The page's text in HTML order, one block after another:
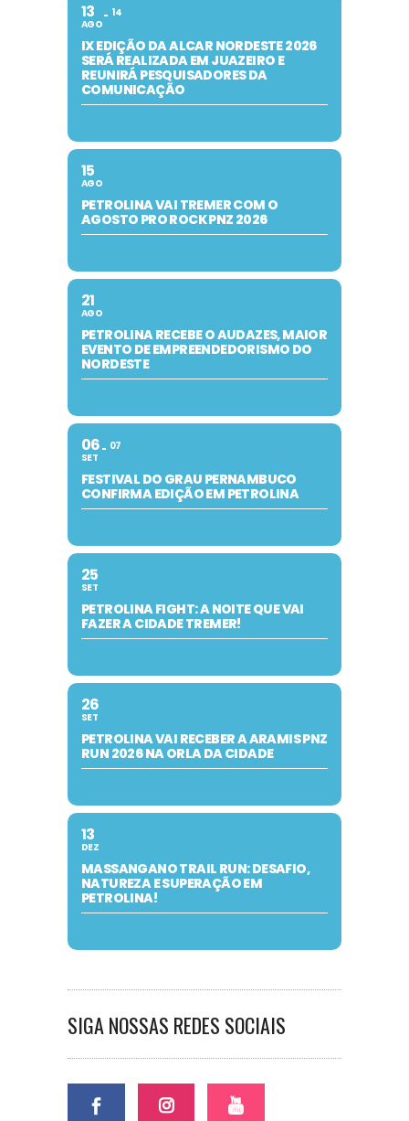
13
AGO
14
IX EDIÇÃO DA ALCAR NORDESTE 2026
SERÁ REALIZADA EM JUAZEIRO E
REUNIRÁ PESQUISADORES DA
COMUNICAÇÃO
15
AGO
PETROLINA VAI TREMER COM O
AGOSTO PRO ROCK PNZ 2026
21
AGO
PETROLINA RECEBE O AUDAZES, MAIOR
EVENTO DE EMPREENDEDORISMO DO
NORDESTE
06
SET
07
FESTIVAL DO GRAU PERNAMBUCO
CONFIRMA EDIÇÃO EM PETROLINA
25
SET
PETROLINA FIGHT: A NOITE QUE VAI
FAZER A CIDADE TREMER!
26
SET
PETROLINA VAI RECEBER A ARAMIS PNZ
RUN 2026 NA ORLA DA CIDADE
13
DEZ
MASSANGANO TRAIL RUN: DESAFIO,
NATUREZA E SUPERAÇÃO EM
PETROLINA!
SIGA NOSSAS REDES SOCIAIS